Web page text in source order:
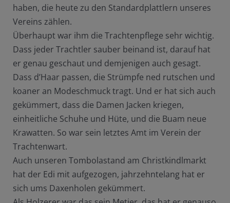
haben, die heute zu den Standardplattlern unseres
Vereins zählen.
Überhaupt war ihm die Trachtenpflege sehr wichtig.
Dass jeder Trachtler sauber beinand ist, darauf hat
er genau geschaut und demjenigen auch gesagt.
Dass d’Haar passen, die Strümpfe ned rutschen und
koaner an Modeschmuck tragt. Und er hat sich auch
gekümmert, dass die Damen Jacken kriegen,
einheitliche Schuhe und Hüte, und die Buam neue
Krawatten. So war sein letztes Amt im Verein der
Trachtenwart.
Auch unseren Tombolastand am Christkindlmarkt
hat der Edi mit aufgezogen, jahrzehntelang hat er
sich ums Daxenholen gekümmert.